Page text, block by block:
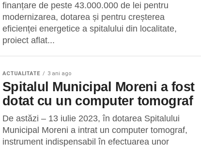
finanțare de peste 43.000.000 de lei pentru
modernizarea, dotarea și pentru creșterea
eficienței energetice a spitalului din localitate,
proiect aflat...
ACTUALITATE 3 ani ago
Spitalul Municipal Moreni a fost
dotat cu un computer tomograf
De astăzi – 13 iulie 2023, în dotarea Spitalului
Municipal Moreni a intrat un computer tomograf,
instrument indispensabil în efectuarea unor